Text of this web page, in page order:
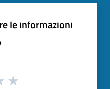
le informazioni